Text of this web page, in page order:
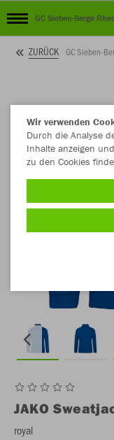
GC Sieben-Berge
ZURÜCK GC Sieben-
JAKO
royal
Wir verwenden
Durch die Analyse
Inhalte anzeigen
zu den Cookies